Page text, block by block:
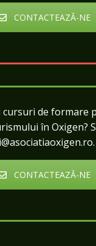
CONTACTEAZĂ-NE
cursuri de formare
în Oxigen?
CONTACTEAZĂ-NE